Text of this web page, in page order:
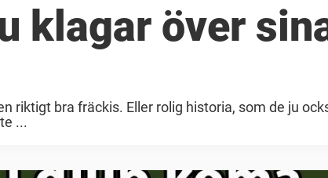
klagar över
riktigt bra fräckis. Eller rolig historia, som de ju
...